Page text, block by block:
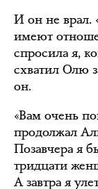
И он не врал.
имеют
спросила я,
схватил Олю
он.
«Вам очень
продолжал
Позавчера я
тридцати
А завтра я